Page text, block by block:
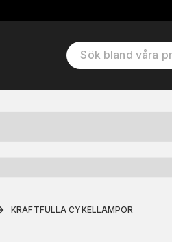
KRAFTFULLA CYKELLAMPOR